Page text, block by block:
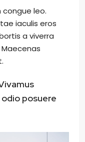
congue leo.
iaculis eros
a viverra
posuere